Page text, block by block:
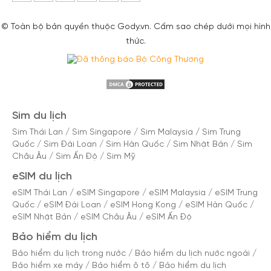
© Toàn bộ bản quyền thuộc Gody.vn. Cấm sao chép dưới mọi hình
thức.
Sim du lịch
Sim Thái Lan / Sim Singapore / Sim Malaysia / Sim Trung
Quốc / Sim Đài Loan / Sim Hàn Quốc / Sim Nhật Bản / Sim
Châu Âu / Sim Ấn Độ / Sim Mỹ
eSIM du lịch
eSIM Thái Lan / eSIM Singapore / eSIM Malaysia / eSIM Trung
Quốc / eSIM Đài Loan / eSIM Hong Kong / eSIM Hàn Quốc /
eSIM Nhật Bản / eSIM Châu Âu / eSIM Ấn Độ
Bảo hiểm du lịch
Bảo hiểm du lịch trong nước / Bảo hiểm du lịch nước ngoài /
Bảo hiểm xe máy / Bảo hiểm ô tô / Bảo hiểm du lịch